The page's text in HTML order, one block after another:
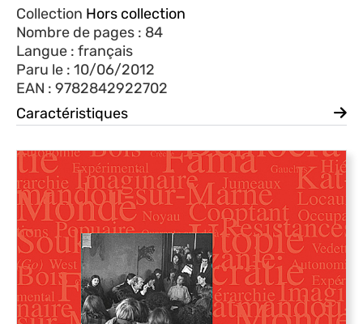
Collection Hors collection
Nombre de pages : 84
Langue : français
Paru le : 10/06/2012
EAN : 9782842922702
Caractéristiques